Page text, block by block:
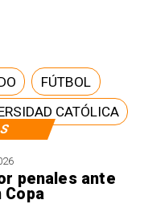
penales ante
Copa
FÚTBOL
CATÓLICA